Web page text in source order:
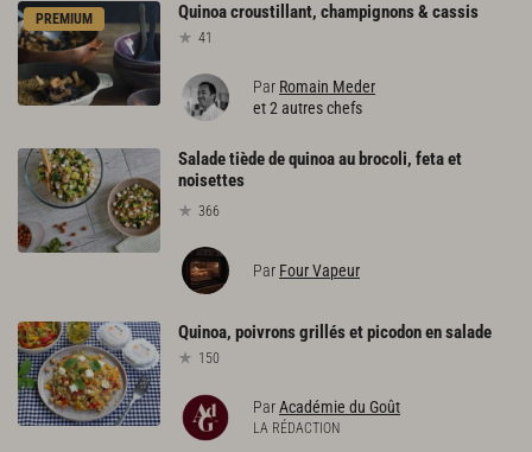
PREMIUM Quinoacroustillant, champignons& cassis
41
Par Romain Meder
et 2 autres chefs
Salade tiède de quinoa au brocoli, feta et
noisettes
366
Par Four Vapeur
Quinoa, poivronsgrillésetpicodonensalade
150
ParAcadémie du Goût
LA RÉDACTION